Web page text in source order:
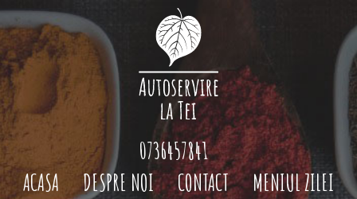
ACASA DESPRE NOI CONTACT MENIUL ZILEI
0736457841